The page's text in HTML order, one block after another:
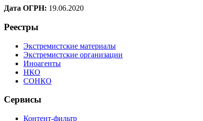
Дата ОГРН: 19.06.2020
Реестры
Экстремистские материалы
Экстремистские организации
Иноагенты
НКО
СОНКО
Сервисы
Контент-фильтр